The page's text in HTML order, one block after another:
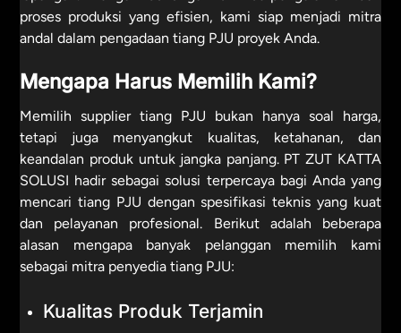
proses produksi yang efisien, kami siap menjadi mitra
andal dalam pengadaan tiang PJU proyek Anda.
Mengapa Harus Memilih Kami?
Memilih supplier tiang PJU bukan hanya soal harga,
tetapi juga menyangkut kualitas, ketahanan, dan
keandalan produk untuk jangka panjang. PT ZUT KATTA
SOLUSI hadir sebagai solusi terpercaya bagi Anda yang
mencari tiang PJU dengan spesifikasi teknis yang kuat
dan pelayanan profesional. Berikut adalah beberapa
alasan mengapa banyak pelanggan memilih kami
sebagai mitra penyedia tiang PJU:
Kualitas Produk Terjamin